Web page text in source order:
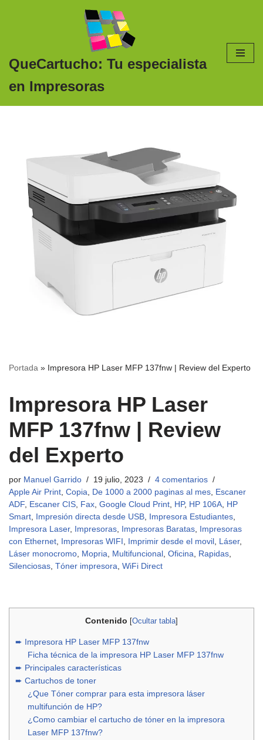
contenido
QueCartucho: Tu especialista
en Impresoras
Portada » Impresora HP Laser MFP 137fnw | Review del Experto
Impresora HP Laser
MFP 137fnw | Review
del Experto
por Manuel Garrido 19 julio, 2023
4 comentarios
Apple Air Print Copia De 1000 a 2000 paginas al mes
Escaner
ADF
Escaner CIS Fax Google Cloud Print HP, HP 106A
HP
Smart
Impresión directa desde USB Impresora Estudiantes
Impresora Laser, Impresoras Impresoras Baratas
Impresoras
con Ethernet
Impresoras WIFI Imprimir desde el movil Láser,
Láser monocromo
Mopria Multifuncional Oficina Rapidas
Silenciosas Tóner impresora WiFi Direct
Contenido [Ocultar tabla]
➨ Impresora HP Laser MFP 137fnw
Ficha técnica de la impresora HP Laser MFP 137fnw
➨ Principales características
➨ Cartuchos de toner
¿Que Tóner comprar para esta impresora láser
multifunción de HP?
¿Como cambiar el cartucho de tóner en la impresora
Laser MFP 137fnw?